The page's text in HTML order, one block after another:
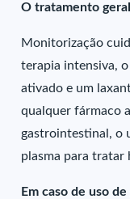
O tratamento
Monitorização
terapia intensiva,
ativado e um
qualquer fármaco
gastrointestinal, o
plasma para tratar
Em caso de uso